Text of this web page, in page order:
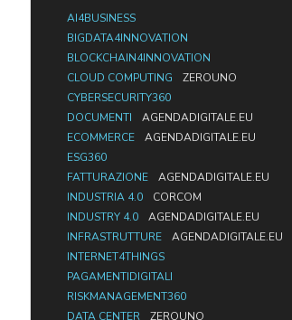
AI4BUSINESS
BIGDATA4INNOVATION
BLOCKCHAIN4INNOVATION
CLOUD COMPUTING
ZEROUNO
CYBERSECURITY360
DOCUMENTI
AGENDADIGITALE.EU
ECOMMERCE
AGENDADIGITALE.EU
ESG360
FATTURAZIONE
AGENDADIGITALE.EU
INDUSTRIA 4.0
CORCOM
INDUSTRY 4.0
AGENDADIGITALE.EU
INFRASTRUTTURE
AGENDADIGITALE.EU
INTERNET4THINGS
PAGAMENTIDIGITALI
RISKMANAGEMENT360
DATA CENTER
ZEROUNO